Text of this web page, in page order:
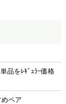
品をﾚｷﾞｭﾗｰ価格
ペア